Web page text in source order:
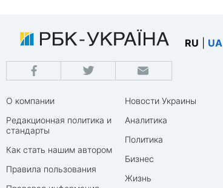
RU UA
О компании
Редакционная политика и
стандарты
Как стать нашим автором
Правила пользования
Новости Украины
Аналитика
Политика
Бизнес
Жизнь